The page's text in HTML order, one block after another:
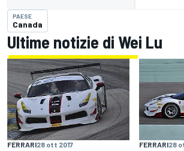
PAESE
Canada
Ultime notizie di Wei Lu
FERRARI28 ott 2017 FERRARI28